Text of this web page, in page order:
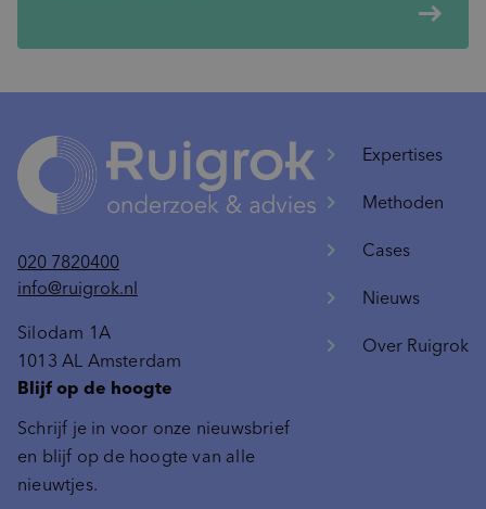
east
020 7820400
info@ruigrok.nl
Silodam 1A
1013 AL Amsterdam
Expertises
Methoden
Cases
Nieuws
Over Ruigrok
Blijf op de hoogte
Schrijf je in voor onze nieuwsbrief
en blijf op de hoogte van alle
nieuwtjes.